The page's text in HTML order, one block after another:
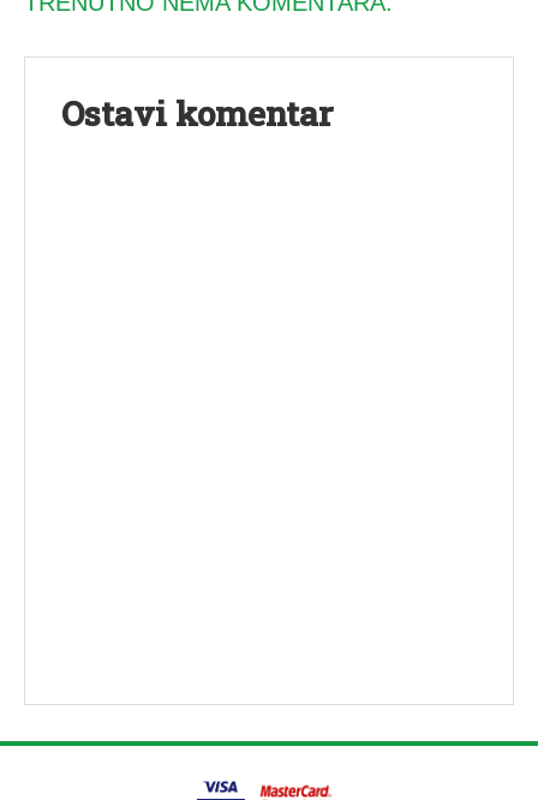
Ostavi komentar